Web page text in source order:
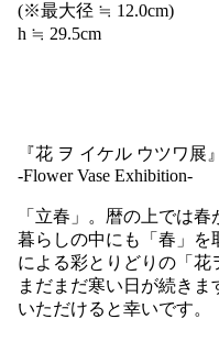
(※最大径 ≒ 12.0cm)
h ≒ 29.5cm
『花 ヲ イケル ウツワ展』
-Flower Vase Exhibition-
「立春」。暦の上では春
暮らしの中にも「春」を
による彩とりどりの「花
まだまだ寒い日が続き
いただけると幸いです。